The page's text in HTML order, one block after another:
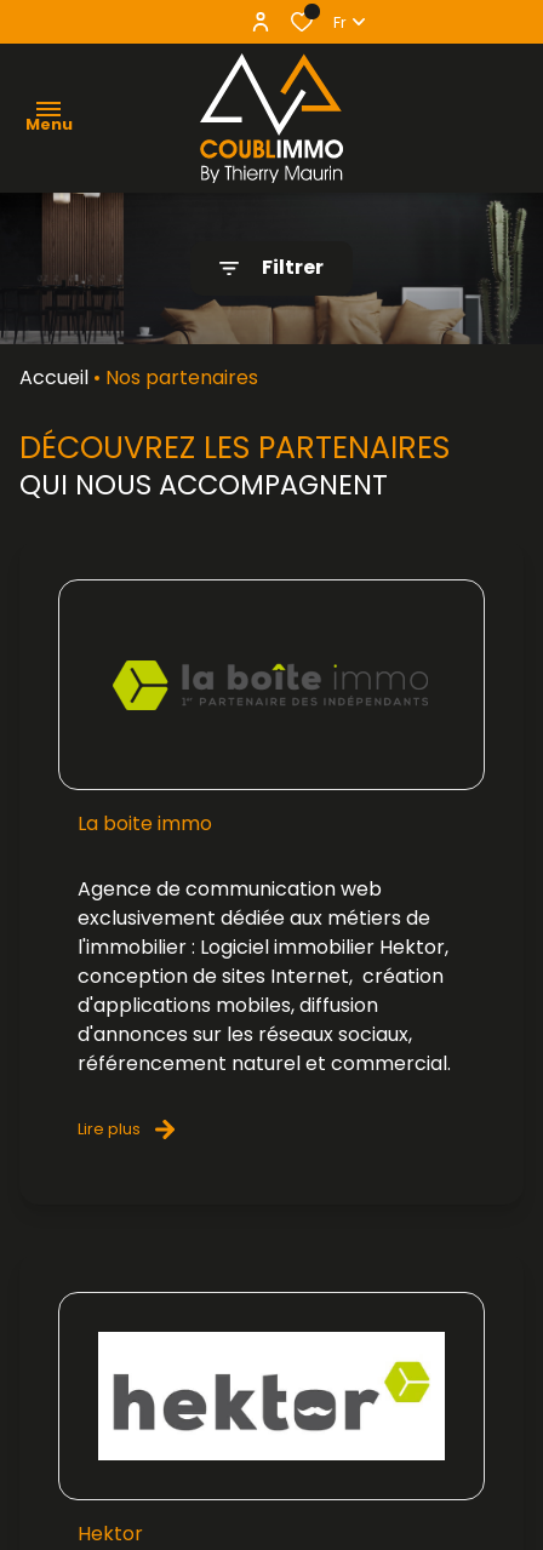
Fr
Menu
acheter
vendre
contact
Filtrer
Accueil Nos partenaires
DÉCOUVREZ LES PARTENAIRES
QUI NOUS ACCOMPAGNENT
La boite immo
Agence de communication web
exclusivement dédiée aux métiers de
l'immobilier : Logiciel immobilier Hektor,
conception de sites Internet, création
d'applications mobiles, diffusion
d'annonces sur les réseaux sociaux,
référencement naturel et commercial.
Lire plus
Hektor